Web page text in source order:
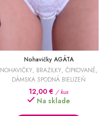
Nohavičky AGÁTA
NOHAVIČKY, BRAZILKY, ČIPKOVANÉ,
DÁMSKA SPODNÁ BIELIZEŇ
12,00 € / kus
Na sklade